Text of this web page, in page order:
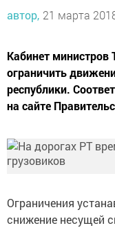
автор, 21 марта
Кабинет министров
ограничить
республики.
на сайте
Ограничения
снижение несущей